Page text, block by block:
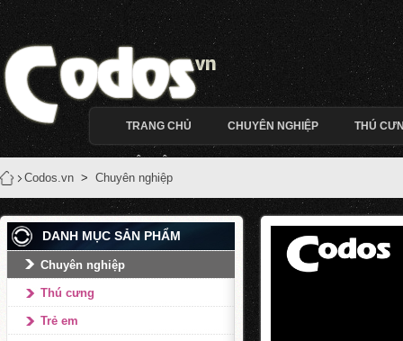
TRANG CHỦ CHUYÊN NGHIỆP THÚ
Codos.vn > Chuyên nghiệp
DANH MỤC SẢN PHẨM
Chuyên nghiệp
Thú cưng
Trẻ em